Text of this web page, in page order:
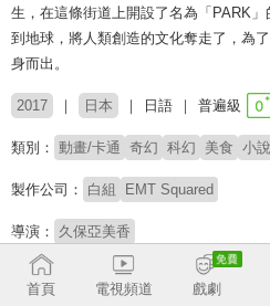
生，在這條街道上開設了名為「PARK
到地球，將人類創造的文化奪走了，為
身而出。
2017 日本 日語 普遍級
類別： 動畫/卡通 奇幻 科幻 美食 小
製作公司： 白組 EMT Squared
導演： 久保亞美香
配音： 春奈露娜 上坂菫 石見舞菜香
首頁
電視頻道 戲劇